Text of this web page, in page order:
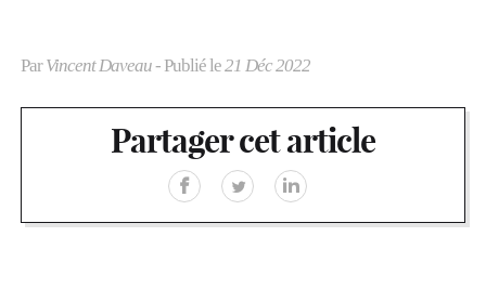
ParVincent Daveau- Publié le21 Déc 2022
Partager cet article